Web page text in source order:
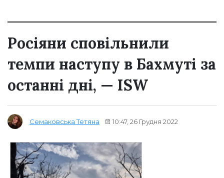
Росіяни сповільнили
темпи наступу в Бахмуті за
останні дні, — ISW
Семаковська Тетяна 10:47, 26 Грудня 2022